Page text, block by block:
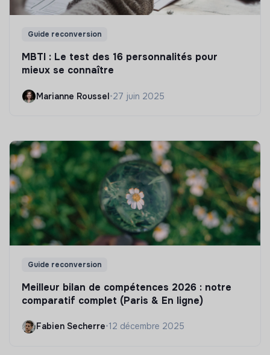
Guide reconversion
MBTI : Le test des 16 personnalités pour
mieux se connaître
Marianne Roussel•27 juin 2025
Guide reconversion
Meilleur bilan de compétences 2026 : notre
comparatif complet (Paris & En ligne)
Fabien Secherre•12 décembre 2025